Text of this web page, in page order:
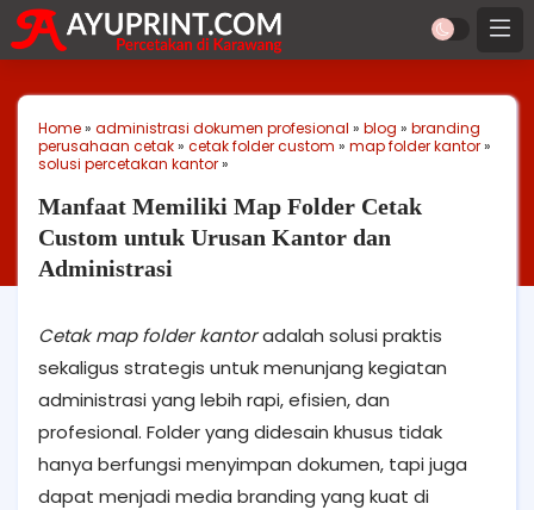
Home» administrasi dokumen profesional » blog » branding
perusahaan cetak» cetak folder custom » map folder kantor»
solusi percetakan kantor»
Manfaat Memiliki Map Folder Cetak
Custom untuk Urusan Kantor dan
Administrasi
Cetak map folder kantoradalah solusi praktis
sekaligus strategis untuk menunjang kegiatan
administrasi yang lebih rapi, efisien, dan
profesional. Folder yang didesain khusus tidak
hanya berfungsi menyimpan dokumen, tapi juga
dapat menjadi media branding yang kuat di